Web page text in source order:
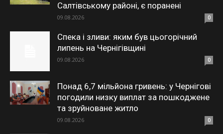
Салтівському районі, є поранені
09.08.2026 0
Спека і зливи: яким був цьогорічний
липень на Чернігівщині
09.08.2026 0
Понад 6,7 мільйона гривень: у Чернігові
погодили низку виплат за пошкоджене
та зруйноване житло
09.08.2026 0